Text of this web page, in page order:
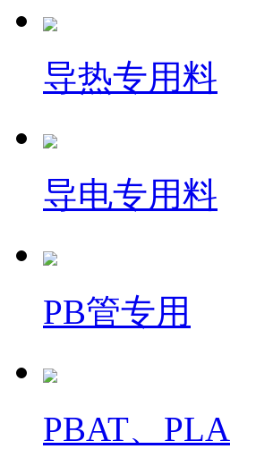
导热专用料
导电专用料
PB管专用
PBAT、PLA